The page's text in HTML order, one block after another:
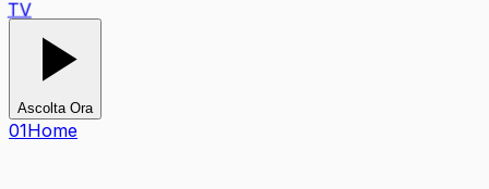
Ascolta Ora
01Home